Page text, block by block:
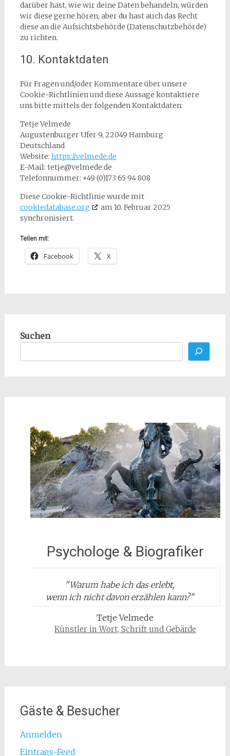
darüber hast, wie wir deine Daten behandeln, würden
wir diese gerne hören, aber du hast auch das Recht
diese an die Aufsichtsbehörde (Datenschutzbehörde)
zu richten.
10. Kontaktdaten
Für Fragen und/oder Kommentare über unsere
Cookie-Richtlinien und diese Aussage kontaktiere
uns bitte mittels der folgenden Kontaktdaten:
Tetje Velmede
Augustenburger Ufer 9, 22049 Hamburg
Deutschland
Website: https://velmede.de
E-Mail: tetje@velmede.de
Telefonnummer: +49 (0)173 65 94 808
Diese Cookie-Richtlinie wurde mit
cookiedatabase.org
am 10. Februar 2025
synchronisiert.
Teilen mit:
Facebook X
Suchen
Psychologe & Biografiker
"Warum habe ich das erlebt,
wenn ich nicht davon erzählen kann?"
Tetje Velmede
Künstler in Wort, Schrift und Gebärde
Gäste & Besucher
Anmelden
Eintrags-Feed